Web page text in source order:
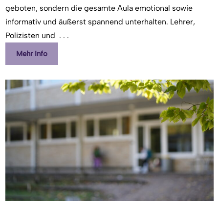
geboten, sondern die gesamte Aula emotional sowie
informativ und äußerst spannend unterhalten. Lehrer,
Polizisten und . . .
Mehr Info